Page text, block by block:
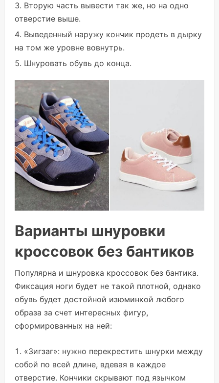
Вторую часть вывести так же, но на одно
отверстие выше.
Выведенный наружу кончик продеть в дырку
на том же уровне вовнутрь.
Шнуровать обувь до конца.
Варианты шнуровки
кроссовок без бантиков
Популярна и шнуровка кроссовок без бантика.
Фиксация ноги будет не такой плотной, однако
обувь будет достойной изюминкой любого
образа за счет интересных фигур,
сформированных на ней:
«Зигзаг»: нужно перекрестить шнурки между
собой по всей длине, вдевая в каждое
отверстие. Кончики скрывают под язычком